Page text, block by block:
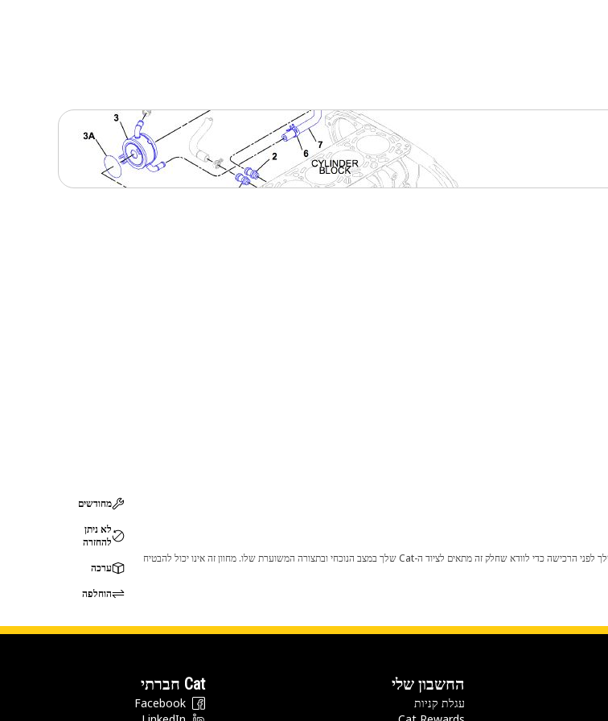
כל שינוי בתצורת היצרן עלול לגרום לכך שהמוצר לא יתאים לציוד ה-Cat שלך. אנא התייעץ עם סוכן ה-Cat שלך לפני הרכישה כדי לוודא שחלק זה מתאים לציוד ה-Cat שלך במצב הנוכחי ובתצורה המשוערת שלו. מחוון זה אינו יכול להבטיח
מחודשים
לא ניתן
להחזרה
ערכה
הוחלפה
החשבון שלי
עגלת קניות
Cat חברתי
Facebook